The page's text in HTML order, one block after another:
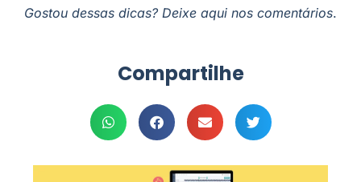
Gostou dessas dicas? Deixe aqui nos comentários.
Compartilhe